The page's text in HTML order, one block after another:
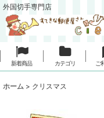
外国切手専門店
新着商品 カテゴリ ご
ホーム > クリスマス